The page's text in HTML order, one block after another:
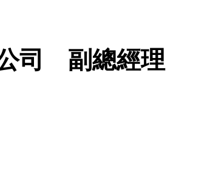
司 副總經理